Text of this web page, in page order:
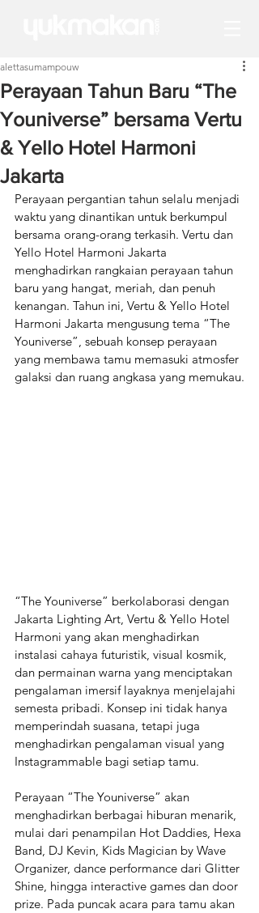
Perayaan Tahun Baru “The
Youniverse” bersama Vertu
& Yello Hotel Harmoni
Jakarta
alettasumampouw
Perayaan pergantian tahun selalu menjadi
waktu yang dinantikan untuk berkumpul
bersama orang-orang terkasih. Vertu dan
Yello Hotel Harmoni Jakarta
menghadirkan rangkaian perayaan tahun
baru yang hangat, meriah, dan penuh
kenangan. Tahun ini, Vertu & Yello Hotel
Harmoni Jakarta mengusung tema “The
Youniverse”, sebuah konsep perayaan
yang membawa tamu memasuki atmosfer
galaksi dan ruang angkasa yang memukau.
“The Youniverse” berkolaborasi dengan
Jakarta Lighting Art, Vertu & Yello Hotel
Harmoni yang akan menghadirkan
instalasi cahaya futuristik, visual kosmik,
dan permainan warna yang menciptakan
pengalaman imersif layaknya menjelajahi
semesta pribadi. Konsep ini tidak hanya
memperindah suasana, tetapi juga
menghadirkan pengalaman visual yang
Instagrammable bagi setiap tamu.
Perayaan “The Youniverse” akan
menghadirkan berbagai hiburan menarik,
mulai dari penampilan Hot Daddies, Hexa
Band, DJ Kevin, Kids Magician by Wave
Organizer, dance performance dari Glitter
Shine, hingga interactive games dan door
prize. Pada puncak acara para tamu akan